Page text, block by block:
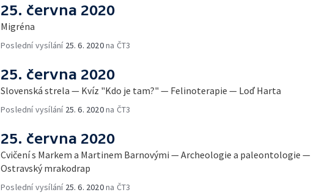
25. června 2020
Migréna
Poslední vysílání 25. 6. 2020na ČT3
25. června 2020
Slovenská strela — Kvíz "Kdo je tam?" — Felinoterapie — Loď Harta
Poslední vysílání 25. 6. 2020na ČT3
25. června 2020
Cvičení s Markem a Martinem Barnovými — Archeologie a paleontologie —
Ostravský mrakodrap
Poslední vysílání 25. 6. 2020na ČT3